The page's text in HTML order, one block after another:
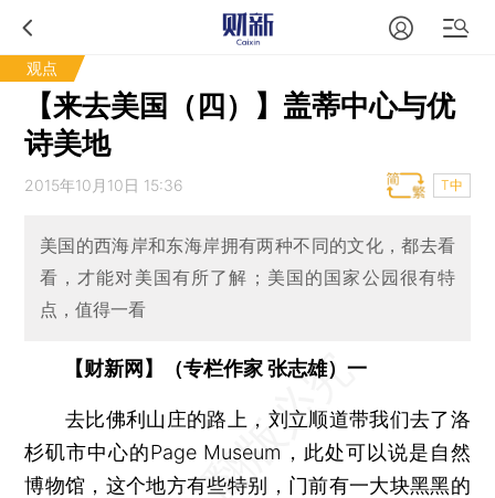
观点
【来去美国（四）】盖蒂中心与优
诗美地
2015年10月10日 15:36 T中
美国的西海岸和东海岸拥有两种不同的文化，都去看
看，才能对美国有所了解；美国的国家公园很有特
点，值得一看
【财新网】（专栏作家 张志雄）一
去比佛利山庄的路上，刘立顺道带我们去了洛
杉矶市中心的Page Museum，此处可以说是自然
博物馆，这个地方有些特别，门前有一大块黑黑的